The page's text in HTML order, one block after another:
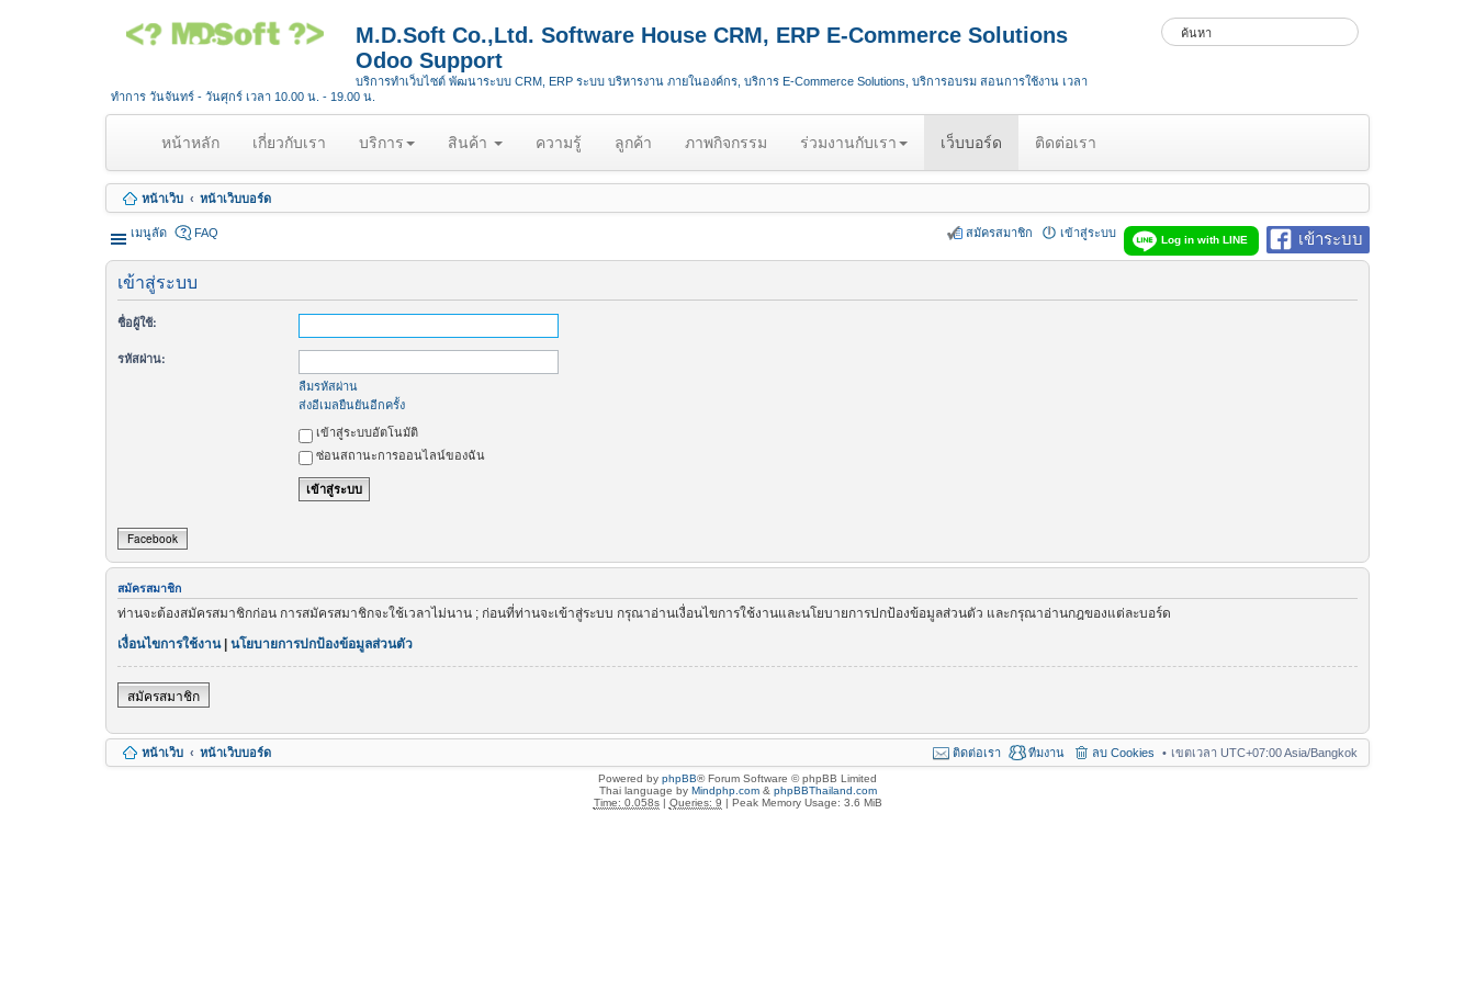
M.D.Soft Co.,Ltd. Software House CRM, ERP E-Commerce Solutions
Odoo Support
บริการทำเว็บไซต์ พัฒนาระบบ CRM, ERP ระบบ บริหารงาน ภายในองค์กร, บริการ E-Commerce Solutions, บริการอบรม สอนการใช้งาน เวลา
ทำการ วันจันทร์ - วันศุกร์ เวลา 10.00 น. - 19.00 น.
หน้าหลัก(
u
r
เกี่ยวกับเรา บริการ สินค้า ความรู้ ลูกค้า ภาพกิจกรรม ร่วมงานกับเรา เว็บบอร์ด ติดต่อเรา
หน้าเว็บ หน้าเว็บบอร์ด
เมนูลัด เข้าระบบ
Log in with LINE
FAQ เข้าสู่ระบบ
สมัครสมาชิก
เข้าสู่ระบบ
ชื่อผู้ใช้:
รหัสผ่าน:
ลืมรหัสผ่าน
ส่งอีเมลยืนยันอีกครั้ง
เข้าสู่ระบบอัตโนมัติ
ซ่อนสถานะการออนไลน์ของฉัน
Facebook
สมัครสมาชิก
ท่านจะต้องสมัครสมาชิกก่อน การสมัครสมาชิกจะใช้เวลาไม่นาน ; ก่อนที่ท่านจะเข้าสู่ระบบ กรุณาอ่านเงื่อนไขการใช้งานและนโยบายการปกป้องข้อมูลส่วนตัว และกรุณาอ่านกฎของแต่ละบอร์ด
เงื่อนไขการใช้งาน| นโยบายการปกป้องข้อมูลส่วนตัว
สมัครสมาชิก
หน้าเว็บ หน้าเว็บบอร์ด เขตเวลา UTC+07:00 Asia/Bangkok
ลบ Cookies
ทีมงาน
ติดต่อเรา
Powered by phpBB® Forum Software © phpBB Limited
Thai language by Mindphp.com& phpBBThailand.com
Time: 0.058s| Queries: 9 | Peak Memory Usage: 3.6 MiB